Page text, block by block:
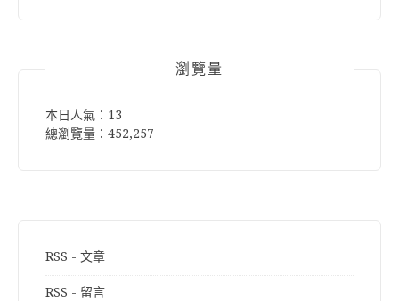
瀏覽量
本日人氣：13
總瀏覽量：452,257
RSS - 文章
RSS - 留言